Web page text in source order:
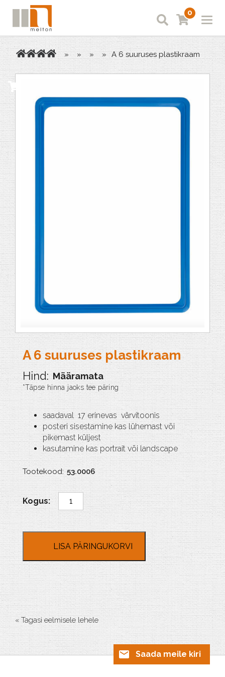
0
» » » » A 6 suuruses plastikraam
A 6 suuruses plastikraam
Määramata
saadaval 17 erinevas värvitoonis
posteri sisestamine kas lühemast või
pikemast küljest
kasutamine kas portrait või landscape
Tootekood: 53.0006
6
suuruses
plastikraam
kogus
LISA PÄRINGUKORVI
« Tagasi eelmisele lehele
Saada meile kiri